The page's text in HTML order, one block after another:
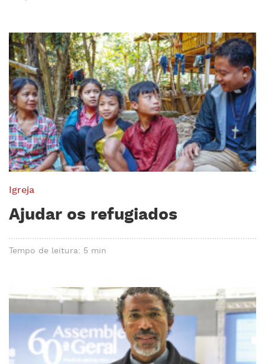
Igreja
Ajudar os refugiados
Tempo de leitura: 5 min